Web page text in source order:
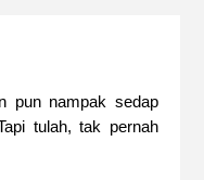
pun nampak sedap
tulah, tak pernah